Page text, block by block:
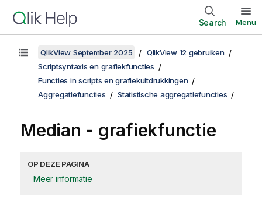
Search Menu
QlikView September 2025
QlikView 12 gebruiken
Scriptsyntaxis en grafiekfuncties
Functies in scripts en grafiekuitdrukkingen
Aggregatiefuncties
Statistische aggregatiefuncties
Median - grafiekfunctie
OP DEZE PAGINA
Meer informatie